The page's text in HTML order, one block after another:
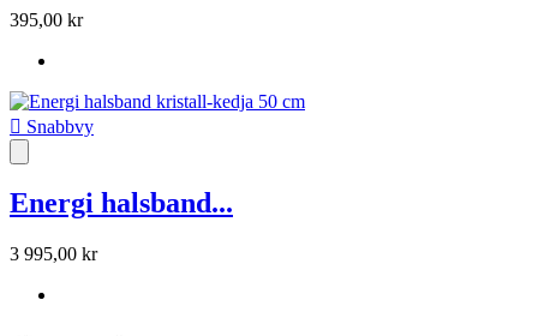
395,00 kr
 Snabbvy
Energi halsband...
3 995,00 kr